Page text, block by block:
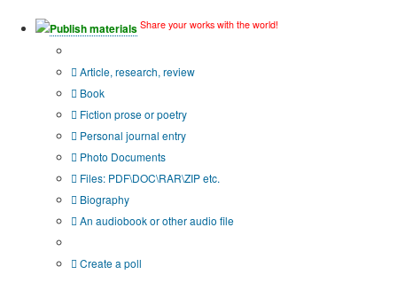
Publish materials Share your works with the world!
Article, research, review
Book
Fiction prose or poetry
Personal journal entry
Photo Documents
Files: PDF\DOC\RAR\ZIP etc.
Biography
An audiobook or other audio file
Create a poll